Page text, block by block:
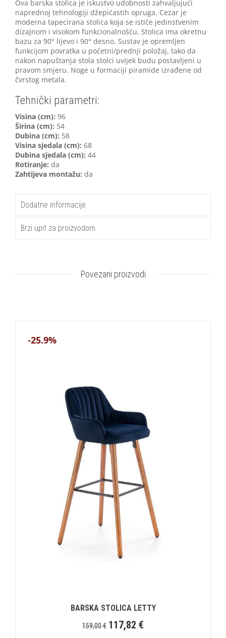
Ova barska stolica je iskustvo udobnosti zahvaljujući
naprednoj tehnologiji džepićastih opruga. Cezar je
moderna tapecirana stolica koja se ističe jedinstvenim
dizajnom i visokom funkcionalnošću. Stolica ima okretnu
bazu za 90° lijevo i 90° desno. Sustav je opremljen
funkcijom povratka u početni/prednji položaj, tako da
nakon napuštanja stola stolci uvijek budu postavljeni u
pravom smjeru. Noge u formaciji piramide izrađene od
čvrstog metala.
Tehnički parametri:
Visina (cm): 96
Širina (cm): 54
Dubina (cm): 58
Visina sjedala (cm): 68
Dubina sjedala (cm): 44
Rotiranje: da
Zahtijeva montažu: da
Dodatne informacije
Brzi upit za proizvodom
Povezani proizvodi
-25.9%
BARSKA STOLICA LETTY
159,00€ 117,82 €